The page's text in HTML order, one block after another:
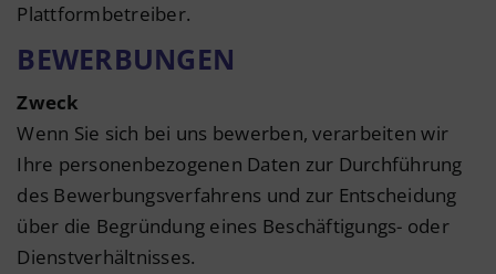
Plattformbetreiber.
BEWERBUNGEN
Zweck
Wenn Sie sich bei uns bewerben, verarbeiten wir
Ihre personenbezogenen Daten zur Durchführung
des Bewerbungsverfahrens und zur Entscheidung
über die Begründung eines Beschäftigungs- oder
Dienstverhältnisses.